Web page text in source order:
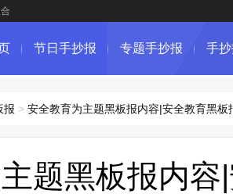
节日手抄报 专题手抄报 手
报 > 安全教育为主题黑板报内容|安全教育黑板
题黑板报内